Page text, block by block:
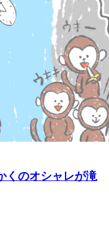
くのオシャレが滝